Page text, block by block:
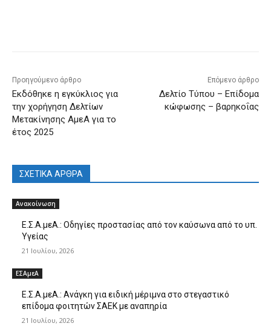
Προηγούμενο άρθρο
Εκδόθηκε η εγκύκλιος για
την χορήγηση Δελτίων
Μετακίνησης ΑμεΑ για το
έτος 2025
Επόμενο άρθρο
Δελτίο Τύπου – Επίδομα
κώφωσης – βαρηκοΐας
ΣΧΕΤΙΚΑ ΑΡΘΡΑ
Ανακοίνωση
Ε.Σ.Α.μεΑ.: Οδηγίες προστασίας από τον καύσωνα από το υπ.
Υγείας
21 Ιουλίου, 2026
ΕΣΑμεΑ
Ε.Σ.Α.μεΑ.: Ανάγκη για ειδική μέριμνα στο στεγαστικό
επίδομα φοιτητών ΣΑΕΚ με αναπηρία
21 Ιουλίου, 2026